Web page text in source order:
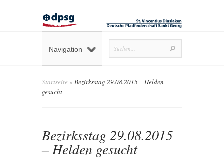
Navigation
Startseite » Bezirksstag 29.08.2015 – Helden
gesucht
Bezirksstag 29.08.2015
– Helden gesucht